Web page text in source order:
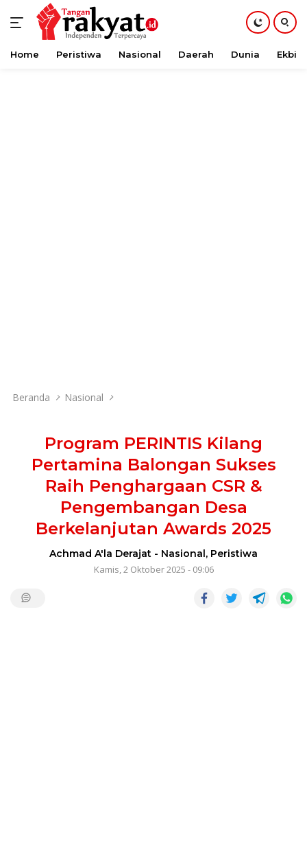
Langsung
Home Peristiwa Nasional Daerah Dunia Ekbis
Beranda Nasional
Program PERINTIS Kilang
Pertamina Balongan Sukses
Raih Penghargaan CSR &
Pengembangan Desa
Berkelanjutan Awards 2025
Achmad A'la Derajat - Nasional, Peristiwa
Kamis, 2 Oktober 2025 - 09:06